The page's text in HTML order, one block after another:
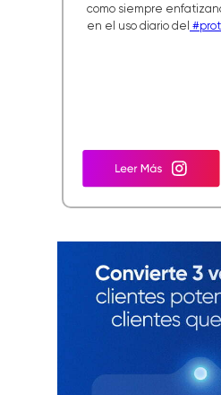
como siempre
en el uso diario del